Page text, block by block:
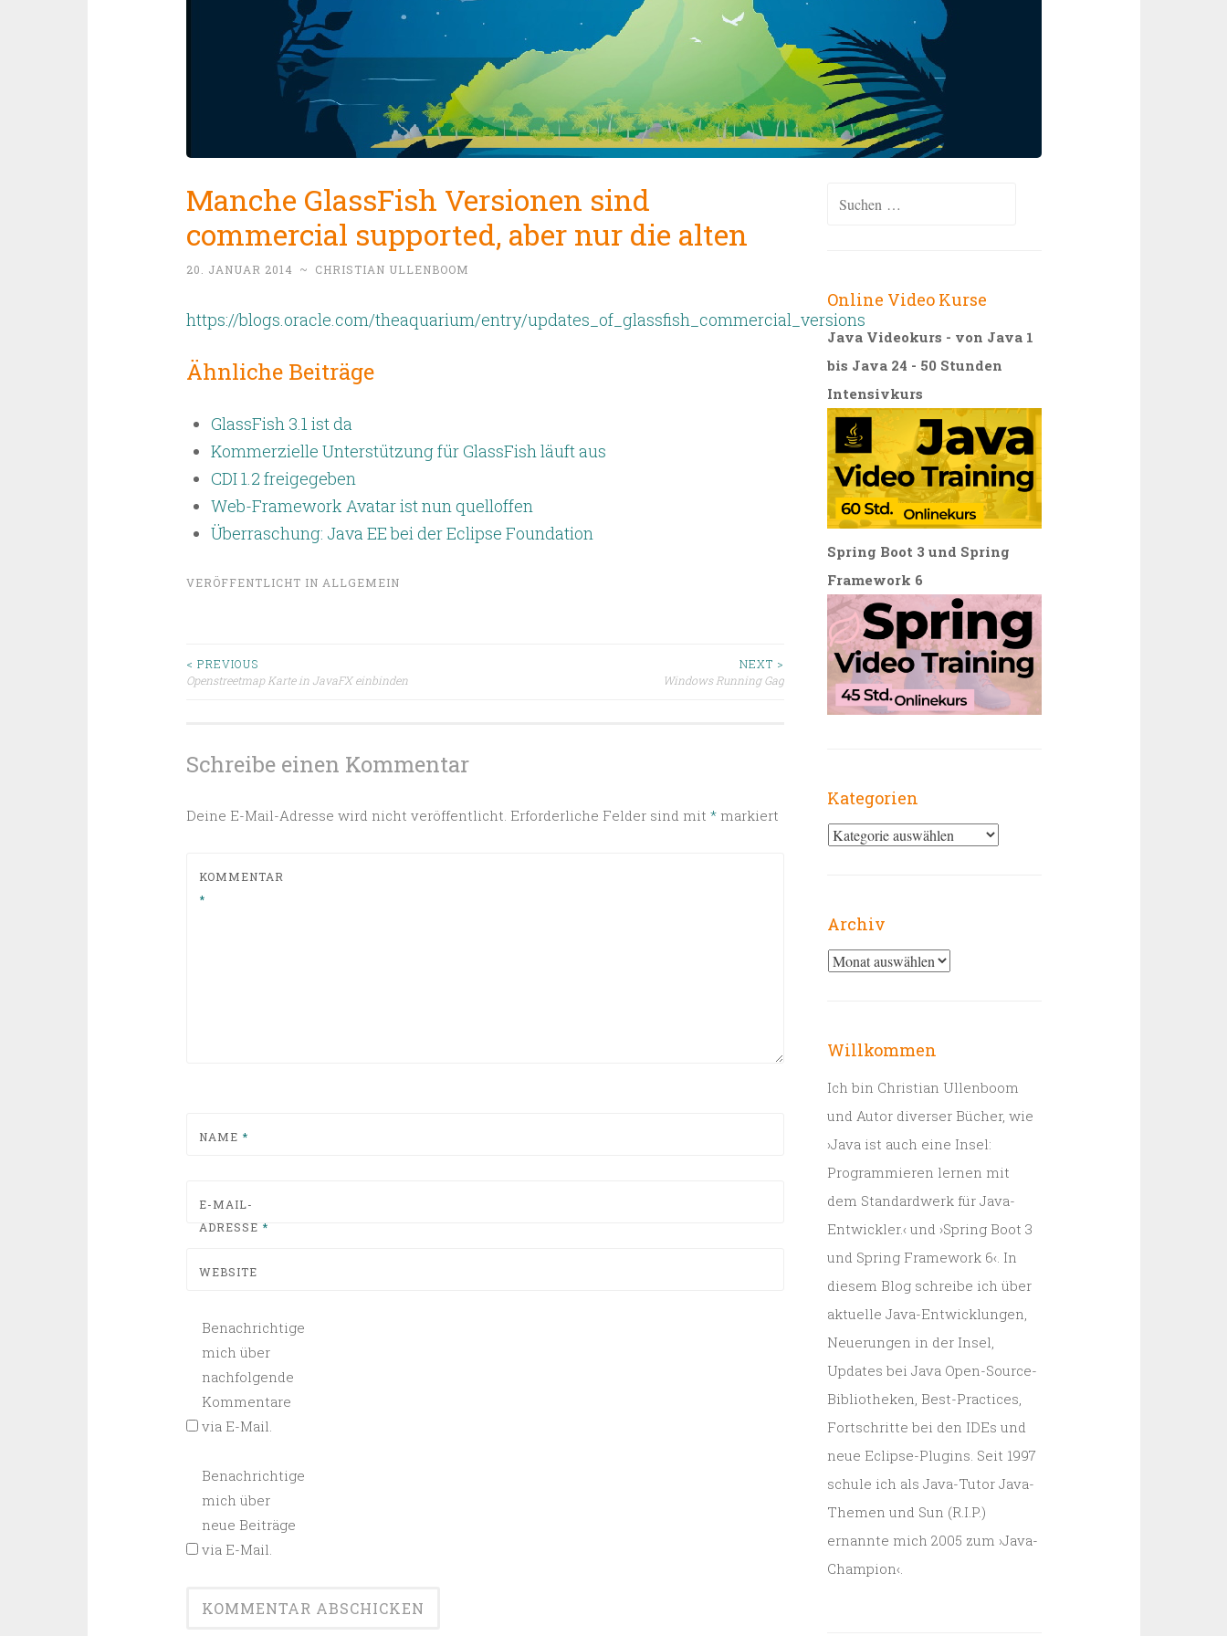
Manche GlassFish Versionen sind
commercial supported, aber nur die alten
20. JANUAR 2014 ~ CHRISTIAN ULLENBOOM
https://blogs.oracle.com/theaquarium/entry/updates_of_glassfish_commercial_versions
Ähnliche Beiträge
GlassFish 3.1 ist da
Kommerzielle Unterstützung für GlassFish läuft aus
CDI 1.2 freigegeben
Web-Framework Avatar ist nun quelloffen
Überraschung: Java EE bei der Eclipse Foundation
VERÖFFENTLICHT IN ALLGEMEIN
Beitragsnavigation
< PREVIOUS
Openstreetmap Karte in JavaFX einbinden
NEXT >
Windows Running Gag
Schreibe einen Kommentar
Deine E-Mail-Adresse wird nicht veröffentlicht. Erforderliche Felder sind mit *markiert
KOMMENTAR
*
NAME *
E-MAIL-
ADRESSE *
WEBSITE
Benachrichtige
mich über
nachfolgende
Kommentare
via E-Mail.
Benachrichtige
mich über
neue Beiträge
via E-Mail.
Suchen
Online Video Kurse
Java Videokurs - von Java 1
bis Java 24 - 50 Stunden
Intensivkurs
Spring Boot 3 und Spring
Framework 6
Kategorien
Kategorien
Archiv
Archiv
Willkommen
Ich bin Christian Ullenboom
und Autor diverser Bücher, wie
›Java ist auch eine Insel:
Programmieren lernen mit
dem Standardwerk für Java-
Entwickler.‹ und ›Spring Boot 3
und Spring Framework 6‹. In
diesem Blog schreibe ich über
aktuelle Java-Entwicklungen,
Neuerungen in der Insel,
Updates bei Java Open-Source-
Bibliotheken, Best-Practices,
Fortschritte bei den IDEs und
neue Eclipse-Plugins. Seit 1997
schule ich als Java-Tutor Java-
Themen und Sun (R.I.P.)
ernannte mich 2005 zum ›Java-
Champion‹.